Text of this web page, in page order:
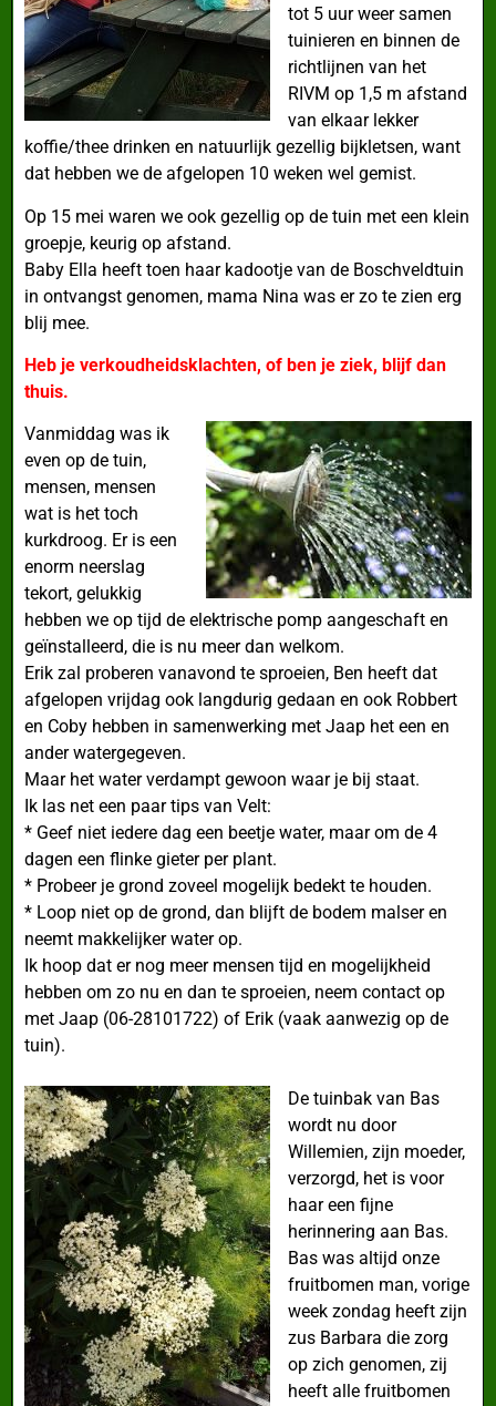
tot 5 uur weer samen
tuinieren en binnen de
richtlijnen van het
RIVM op 1,5 m afstand
van elkaar lekker
koffie/thee drinken en natuurlijk gezellig bijkletsen, want
dat hebben we de afgelopen 10 weken wel gemist.
Op 15 mei waren we ook gezellig op de tuin met een klein
groepje, keurig op afstand.
Baby Ella heeft toen haar kadootje van de Boschveldtuin
in ontvangst genomen, mama Nina was er zo te zien erg
blij mee.
Heb je verkoudheidsklachten, of ben je ziek, blijf dan
thuis.
Vanmiddag was ik
even op de tuin,
mensen, mensen
wat is het toch
kurkdroog. Er is een
enorm neerslag
tekort, gelukkig
hebben we op tijd de elektrische pomp aangeschaft en
geïnstalleerd, die is nu meer dan welkom.
Erik zal proberen vanavond te sproeien, Ben heeft dat
afgelopen vrijdag ook langdurig gedaan en ook Robbert
en Coby hebben in samenwerking met Jaap het een en
ander watergegeven.
Maar het water verdampt gewoon waar je bij staat.
Ik las net een paar tips van Velt:
* Geef niet iedere dag een beetje water, maar om de 4
dagen een flinke gieter per plant.
* Probeer je grond zoveel mogelijk bedekt te houden.
* Loop niet op de grond, dan blijft de bodem malser en
neemt makkelijker water op.
Ik hoop dat er nog meer mensen tijd en mogelijkheid
hebben om zo nu en dan te sproeien, neem contact op
met Jaap (06-28101722) of Erik (vaak aanwezig op de
tuin).
De tuinbak van Bas
wordt nu door
Willemien, zijn moeder,
verzorgd, het is voor
haar een fijne
herinnering aan Bas.
Bas was altijd onze
fruitbomen man, vorige
week zondag heeft zijn
zus Barbara die zorg
op zich genomen, zij
heeft alle fruitbomen